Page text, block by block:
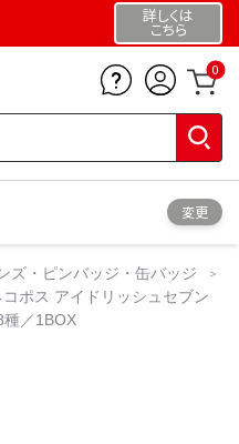
詳しくは
こちら
0
変更
ズ・ピンバッジ・缶バッジ
ポス アイドリッシュセブン
種／1BOX